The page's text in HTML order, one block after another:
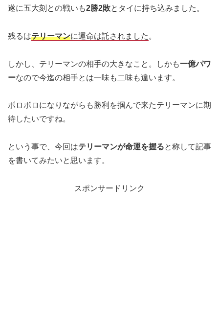
遂に五大刻との戦いも2勝2敗とタイに持ち込みました。
残るはテリーマンに運命は託されました 。
しかし、テリーマンの相手の大きなこと。しかも一億パワ
ーなので今迄の相手とは一味も二味も違います。
ボロボロになりながらも勝利を掴んで来たテリーマンに期
待したいですね。
という事で、今回はテリーマンが命運を握ると称して記事
を書いてみたいと思います。
スポンサードリンク